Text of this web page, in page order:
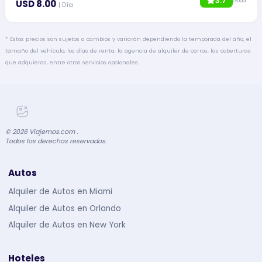
USD 8.00 | Día
* Estos precios son sujetos a cambios y variarán dependiendo la temporada del año, el
tamaño del vehículo, los días de renta, la agencia de alquiler de carros, las coberturas
que adquieras, entre otros servicios opcionales.
© 2026Viajemos.com .
Todos los derechos reservados.
Autos
Alquiler de Autos en Miami
Alquiler de Autos en Orlando
Alquiler de Autos en New York
Hoteles